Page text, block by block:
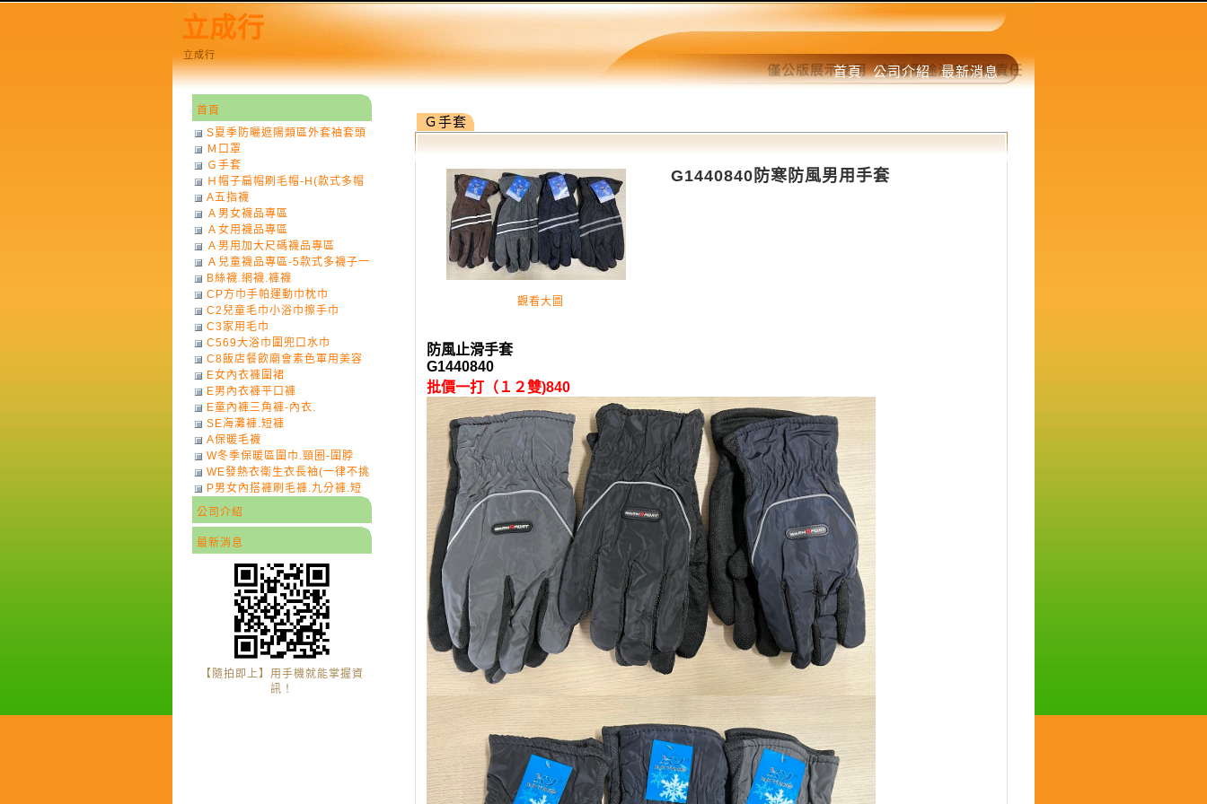
立成行
立成行
首頁 公司介紹 最新消息
Ｇ手套
觀看大圖
G1440840防寒防風男用手套
防風止滑手套
G1440840
批價一打（１２雙)840
首頁
S夏季防曬遮陽類區外套袖套頭
巾
Ｍ口罩
Ｇ手套
Ｈ帽子扁帽刷毛帽-H(款式多帽
子一律不挑色)
A五指襪
Ａ男女襪品專區
Ａ女用襪品專區
Ａ男用加大尺碼襪品專區
Ａ兒童襪品專區-5款式多襪子一
律不挑款式花色)
B絲襪.網襪.褲襪
CP方巾手帕運動巾枕巾
C2兒童毛巾小浴巾擦手巾
C3家用毛巾
C569大浴巾圍兜口水巾
C8飯店餐飲廟會素色軍用美容
巾
E女內衣褲圍裙
E男內衣褲平口褲
E童內褲三角褲-內衣.
SE海灘褲.短褲
A保暖毛襪
W冬季保暖區圍巾.頸圈-圍脖
WE發熱衣衛生衣長袖(一律不挑
色)-7
P男女內搭褲刷毛褲.九分褲.短
褲
公司介紹
最新消息
【隨拍即上】用手機就能掌握資
訊！